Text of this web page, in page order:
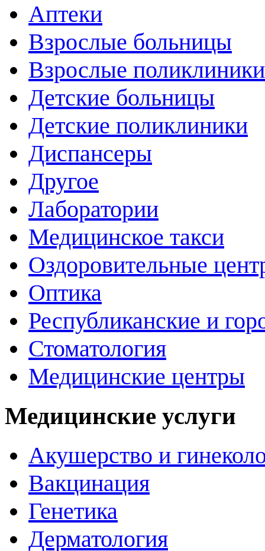
Аптеки
Взрослые больницы
Взрослые поликлиники
Детские больницы
Детские поликлиники
Диспансеры
Другое
Лаборатории
Медицинское такси
Оздоровительные
Оптика
Республиканские и
Стоматология
Медицинские центры
Медицинские услуги
Акушерство и
Вакцинация
Генетика
Дерматология